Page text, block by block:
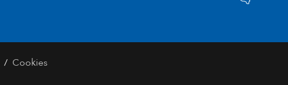
/ Cookies